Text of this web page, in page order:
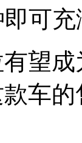
可
望
车